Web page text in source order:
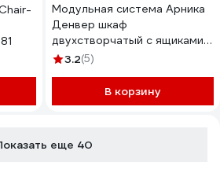
Модульная система Арника
Денвер шкаф
двухстворчатый с ящиками
00-00144779
3.2(5)
В корзину
еще 40